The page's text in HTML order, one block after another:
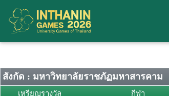
สังกัด : มหาวิทยาลัยราชภัฏมหาสารคาม
เหรียญรางวัล
กีฬา